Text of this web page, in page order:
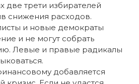
две трети избирателей
снижения расходов.
и новые демократы
и не могут собрать
Левые и правые радикалы
добавляется